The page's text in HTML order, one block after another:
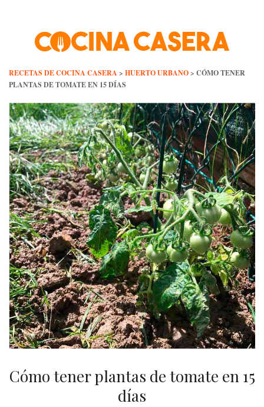
RECETAS DE COCINA CASERA > HUERTO URBANO> CÓMO TENER
PLANTAS DE TOMATE EN 15 DÍAS
Cómo tener plantas de tomate en 15
días